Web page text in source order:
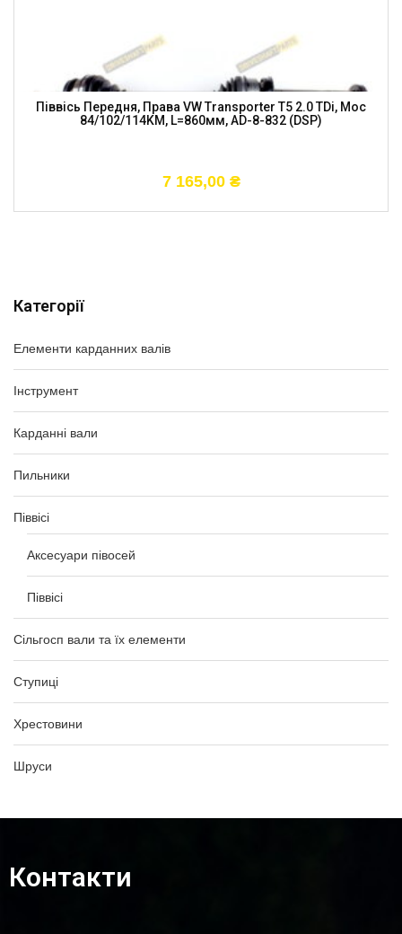
Категорії
Елементи карданних валів
Інструмент
Карданні вали
Пильники
Піввісі
Аксесуари півосей
Піввісі
Сільгосп вали та їх елементи
Ступиці
Хрестовини
Шруси
Піввісь Передня, Права VW Transporter T5 2.0 TDi, Moc
84/102/114KM, L=860мм, AD-8-832 (DSP)
7 165,00 ₴
Контакти